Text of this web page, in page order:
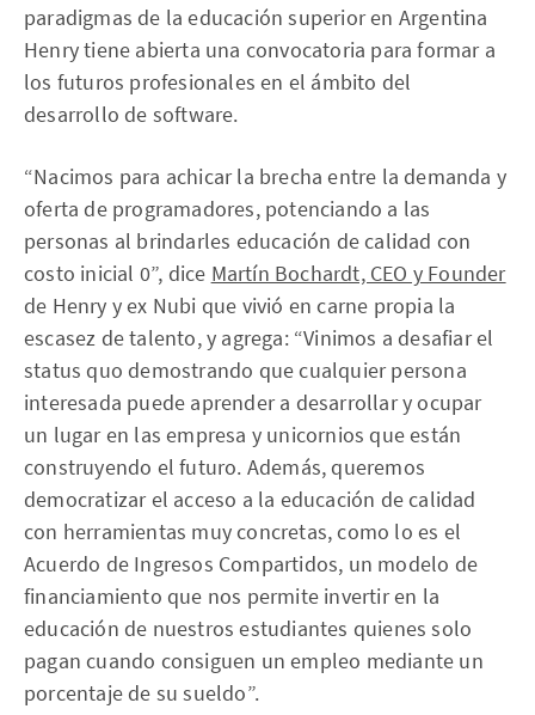
paradigmas de la educación superior en Argentina
Henry tiene abierta una convocatoria para formar a
los futuros profesionales en el ámbito del
desarrollo de software.
“Nacimos para achicar la brecha entre la demanda y
oferta de programadores, potenciando a las
personas al brindarles educación de calidad con
costo inicial 0”, dice Martín Bochardt, CEO y Founder
de Henry y ex Nubi que vivió en carne propia la
escasez de talento, y agrega: “Vinimos a desafiar el
status quo demostrando que cualquier persona
interesada puede aprender a desarrollar y ocupar
un lugar en las empresa y unicornios que están
construyendo el futuro. Además, queremos
democratizar el acceso a la educación de calidad
con herramientas muy concretas, como lo es el
Acuerdo de Ingresos Compartidos, un modelo de
financiamiento que nos permite invertir en la
educación de nuestros estudiantes quienes solo
pagan cuando consiguen un empleo mediante un
porcentaje de su sueldo”.